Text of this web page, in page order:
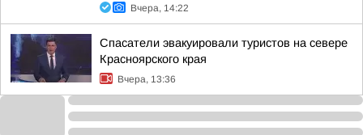
Вчера, 14:22
Спасатели эвакуировали туристов на севере
Красноярского края
Вчера, 13:36